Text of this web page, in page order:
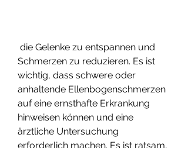
Schmerzen zu reduzieren. Es ist
wichtig, dass schwere oder
anhaltende Ellenbogenschmerzen
auf eine ernsthafte Erkrankung
hinweisen können und eine
ärztliche Untersuchung
erforderlich machen. Es ist ratsam,